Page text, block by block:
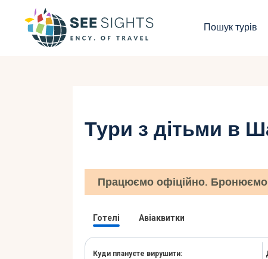
Пошук турів
Тури з дітьми в
Працюємо офіційно. Бронюємо